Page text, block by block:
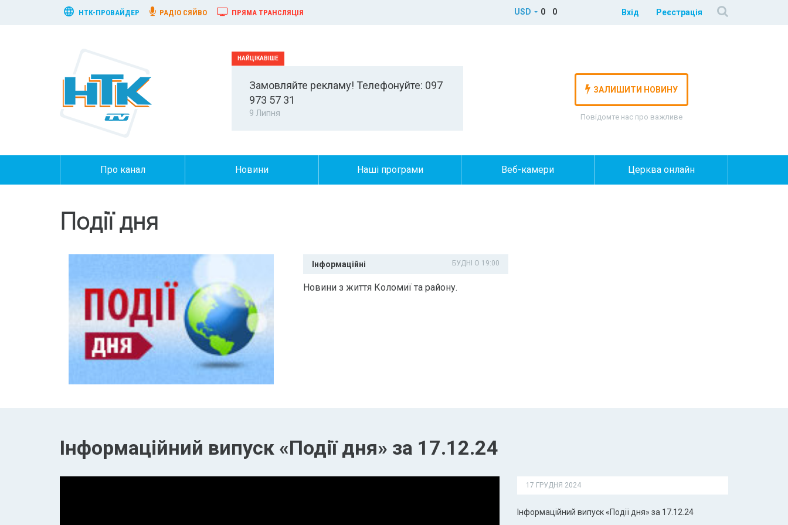
НТК-ПРОВАЙДЕР РАДІО СЯЙВО ПРЯМА ТРАНСЛЯЦІЯ USD 0 0 Вхід Реєстрація
Замовляйте рекламу! Телефонуйте: 097
973 57 31
9 Липня
ЗАЛИШИТИ НОВИНУ
Повідомте нас про важливе
Про канал Новини Наші програми Веб-камери Церква онлайн
Події дня
Інформаційні БУДНІ О 19:00
Новини з життя Коломиї та району.
Інформаційний випуск «Події дня» за 17.12.24
17 ГРУДНЯ 2024
Інформаційний випуск «Події дня» за 17.12.24